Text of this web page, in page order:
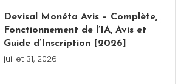
Devisal Monéta Avis – Complète,
Fonctionnement de l’IA, Avis et
Guide d’Inscription [2026]
juillet 31, 2026